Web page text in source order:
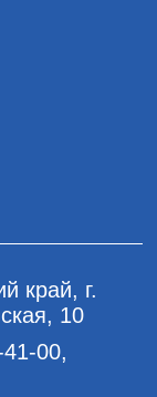
край, г.
10
00,